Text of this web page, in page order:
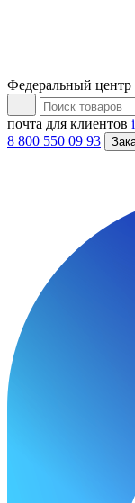
Федеральный центр
почта для клиентов
8 800 550 09 93